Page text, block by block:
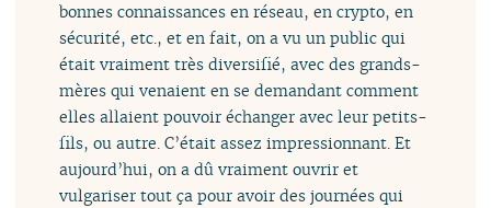
bonnes connaissances en réseau, en crypto, en
sécurité, etc., et en fait, on a vu un public qui
était vraiment très diversifié, avec des grands-
mères qui venaient en se demandant comment
elles allaient pouvoir échanger avec leur petits-
fils, ou autre. C’était assez impressionnant. Et
aujourd’hui, on a dû vraiment ouvrir et
vulgariser tout ça pour avoir des journées qui